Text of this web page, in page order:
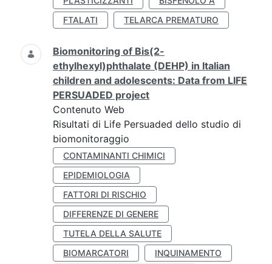
FTALATI
TELARCA PREMATURO
Biomonitoring of Bis(2-
ethylhexyl)phthalate (DEHP) in Italian
children and adolescents: Data from LIFE
PERSUADED project
Contenuto Web
Risultati di Life Persuaded dello studio di
biomonitoraggio
CONTAMINANTI CHIMICI
EPIDEMIOLOGIA
FATTORI DI RISCHIO
DIFFERENZE DI GENERE
TUTELA DELLA SALUTE
BIOMARCATORI
INQUINAMENTO